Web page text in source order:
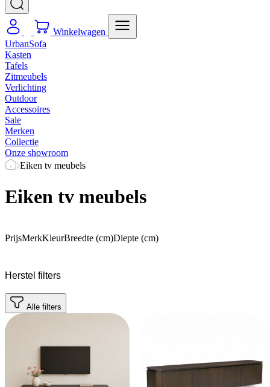
Winkelwagen
UrbanSofa
Kasten
Tafels
Zitmeubels
Verlichting
Outdoor
Accessoires
Sale
Merken
Collectie
Onze showroom
Eiken tv meubels
Eiken tv meubels
PrijsMerkKleurBreedte (cm)Diepte (cm)
Herstel filters
Alle filters